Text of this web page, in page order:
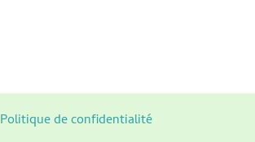
Politique de confidentialité